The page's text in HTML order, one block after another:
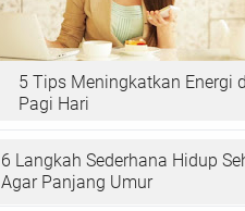
5 Tips Meningkatkan Energi
Pagi Hari
6 Langkah Sederhana Hidup
Agar Panjang Umur